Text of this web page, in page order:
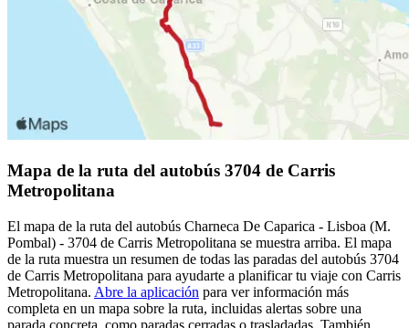
Mapa de la ruta del autobús 3704 de Carris
Metropolitana
El mapa de la ruta del autobús Charneca De Caparica - Lisboa (M.
Pombal) - 3704 de Carris Metropolitana se muestra arriba. El mapa
de la ruta muestra un resumen de todas las paradas del autobús 3704
de Carris Metropolitana para ayudarte a planificar tu viaje con Carris
Metropolitana. Abre la aplicación para ver información más
completa en un mapa sobre la ruta, incluidas alertas sobre una
parada concreta, como paradas cerradas o trasladadas. También